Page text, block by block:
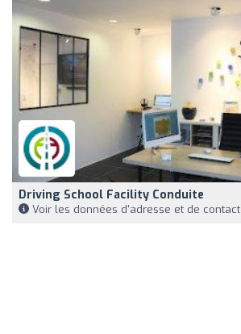
Driving School Facility Conduite
Voir les données d'adresse et de contact